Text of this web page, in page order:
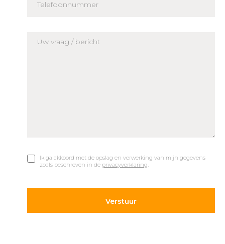
Ik ga akkoord met de opslag en verwerking van mijn gegevens
zoals beschreven in de privacyverklaring.